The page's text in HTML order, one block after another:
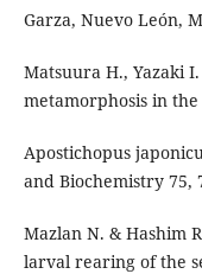
Garza, Nuevo León,
Matsuura H., Yazaki
metamorphosis in
Apostichopus
and Biochemistry 75,
Mazlan N. & Hashim
larval rearing of the